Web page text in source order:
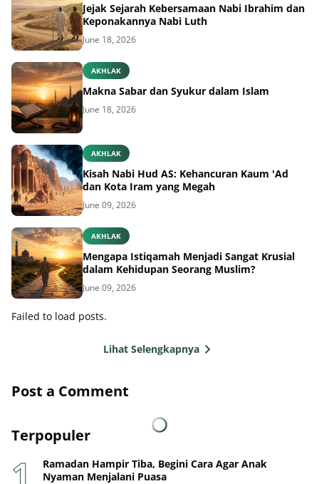
Jejak Sejarah Kebersamaan Nabi Ibrahim dan
Keponakannya Nabi Luth
June 18, 2026
AKHLAK
Makna Sabar dan Syukur dalam Islam
June 18, 2026
AKHLAK
Kisah Nabi Hud AS: Kehancuran Kaum 'Ad
dan Kota Iram yang Megah
June 09, 2026
AKHLAK
Mengapa Istiqamah Menjadi Sangat Krusial
dalam Kehidupan Seorang Muslim?
June 09, 2026
Failed to load posts.
Lihat Selengkapnya
Post a Comment
Terpopuler
Ramadan Hampir Tiba, Begini Cara Agar Anak
Nyaman Menjalani Puasa